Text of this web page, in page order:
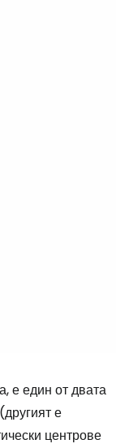
е един от двата
е
центрове